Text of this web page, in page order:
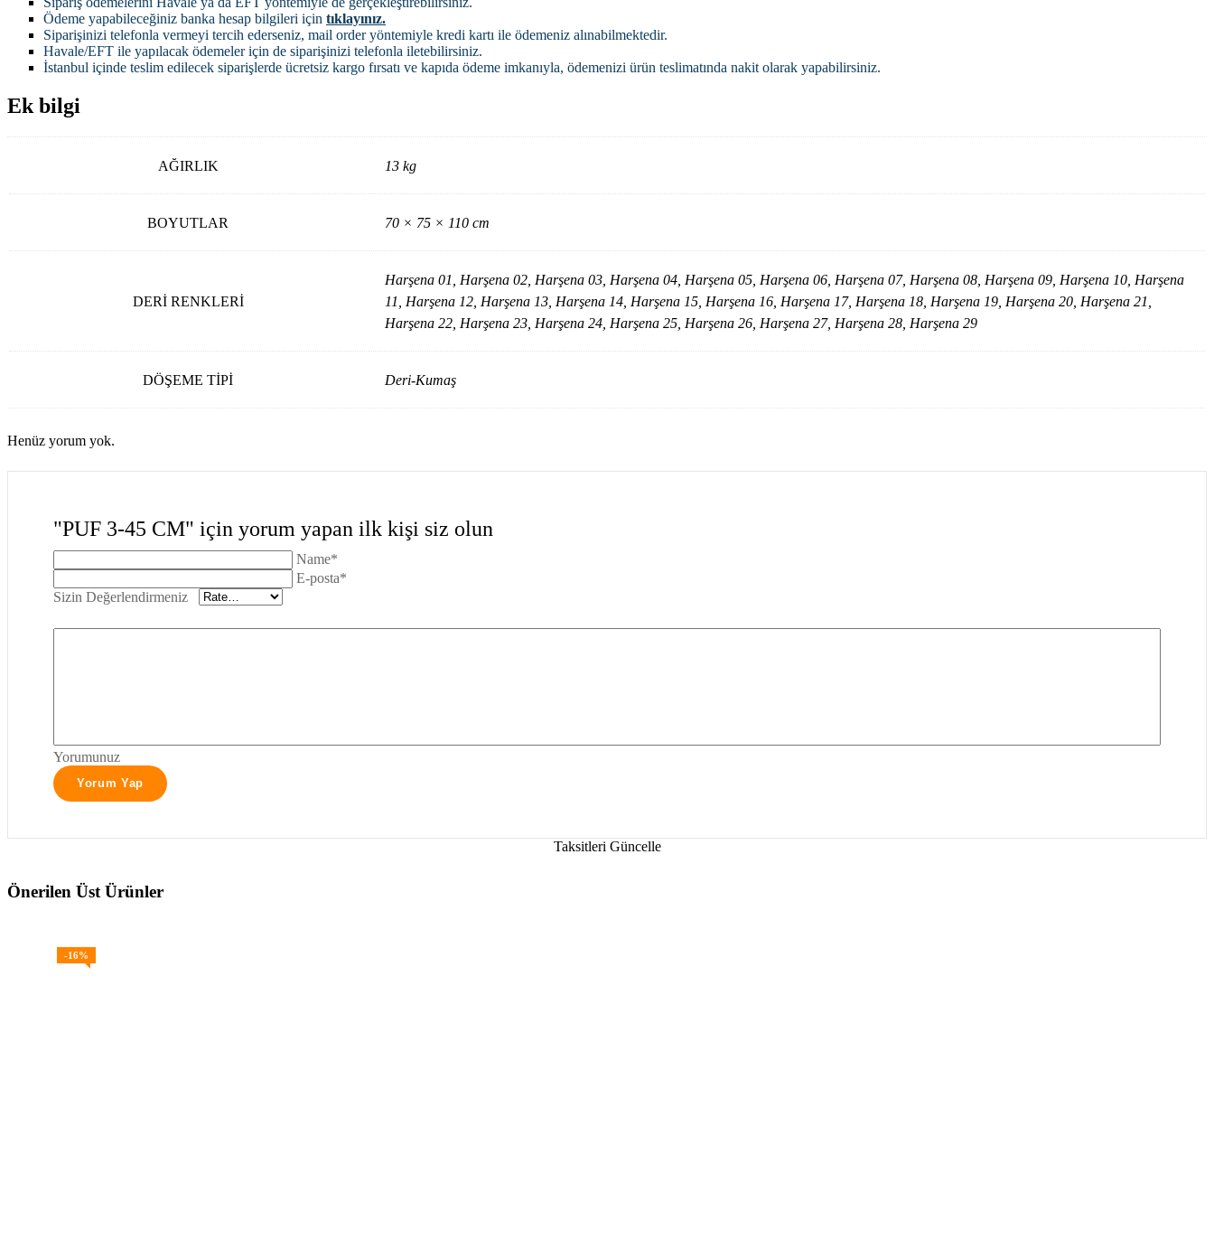
Ödeme yapabileceğiniz banka hesap bilgileri için tıklayınız.
Siparişinizi telefonla vermeyi tercih ederseniz, mail order yöntemiyle kredi kartı ile ödemeniz alınabilmektedir.
Havale/EFT ile yapılacak ödemeler için de siparişinizi telefonla iletebilirsiniz.
İstanbul içinde teslim edilecek siparişlerde ücretsiz kargo fırsatı ve kapıda ödeme imkanıyla, ödemenizi ürün teslimatında nakit olarak yapabilirsiniz.
Ek bilgi
AĞIRLIK 13 kg
BOYUTLAR 70 × 75 × 110 cm
DERİ RENKLERİ
Harşena 01, Harşena 02, Harşena 03, Harşena 04, Harşena 05, Harşena 06, Harşena 07, Harşena 08, Harşena 09, Harşena 10, Harşena
11, Harşena 12, Harşena 13, Harşena 14, Harşena 15, Harşena 16, Harşena 17, Harşena 18, Harşena 19, Harşena 20, Harşena 21,
Harşena 22, Harşena 23, Harşena 24, Harşena 25, Harşena 26, Harşena 27, Harşena 28, Harşena 29
DÖŞEME TİPİ Deri-Kumaş
Henüz yorum yok.
"PUF 3-45 CM" için yorum yapan ilk kişi siz olun
Name*
E-posta*
Sizin Değerlendirmeniz
Yorumunuz
Taksitleri Güncelle
Önerilen Üst Ürünler
-16%